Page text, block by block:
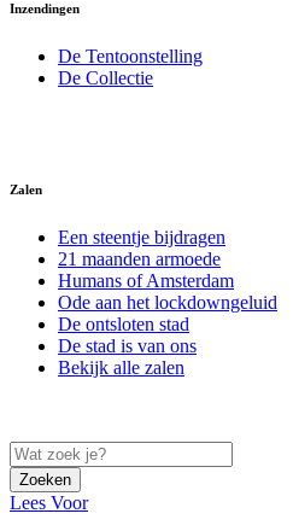
Inzendingen
De Tentoonstelling
De Collectie
Zalen
Een steentje bijdragen
21 maanden armoede
Humans of Amsterdam
Ode aan het lockdowngeluid
De ontsloten stad
De stad is van ons
Bekijk alle zalen
Zoeken
Lees Voor